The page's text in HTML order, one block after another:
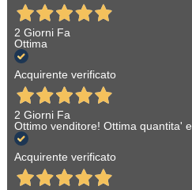
2 Giorni Fa
Ottima
Acquirente verificato
2 Giorni Fa
Ottimo venditore! Ottima quantita'
Acquirente verificato